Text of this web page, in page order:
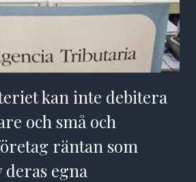
kan inte debitera
och små och
räntan som
deras egna